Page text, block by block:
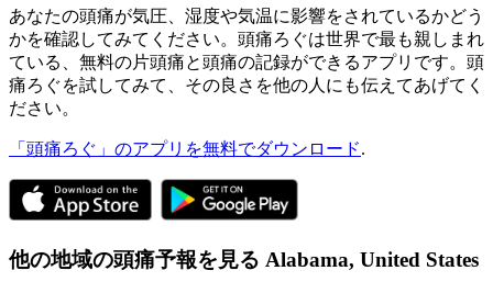
あなたの頭痛が気圧、湿度や気温に影響をされているかどう
かを確認してみてください。頭痛ろぐは世界で最も親しまれ
ている、無料の片頭痛と頭痛の記録ができるアプリです。頭
痛ろぐを試してみて、その良さを他の人にも伝えてあげてく
ださい。
「頭痛ろぐ」のアプリを無料でダウンロード.
他の地域の頭痛予報を見る Alabama, United States